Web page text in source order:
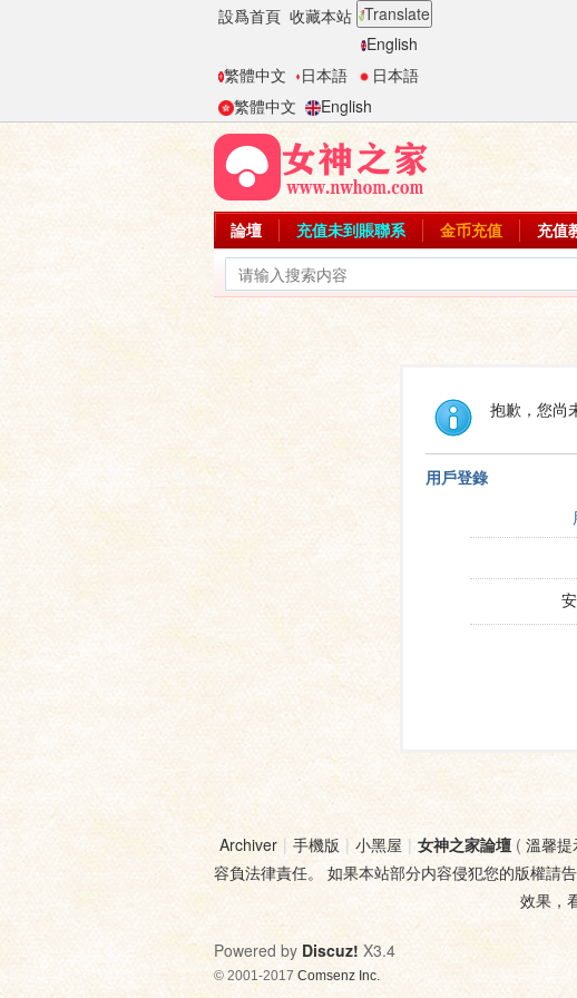
設爲首頁 收藏本站 Translate
English
繁體中文
日本語
日本語
繁體中文
English
論壇 充值未到賬聯系 金币充值 充值
抱歉，您尚
用戶登錄
Archiver | 手機版 | 小黑屋 | 女神之家論壇( 溫馨提
容負法律責任。 如果本站部分内容侵犯您的版權請
效果，
Powered by Discuz! X3.4
© 2001-2017 Comsenz Inc.